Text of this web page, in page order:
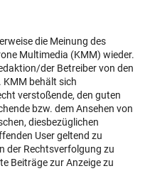
die Meinung des
Multimedia (KMM) wieder.
der Betreiber von den
KMM behält sich
verstoßende, den guten
bzw. dem Ansehen von
diesbezüglichen
User geltend zu
der Rechtsverfolgung zu
Beiträge zur Anzeige zu